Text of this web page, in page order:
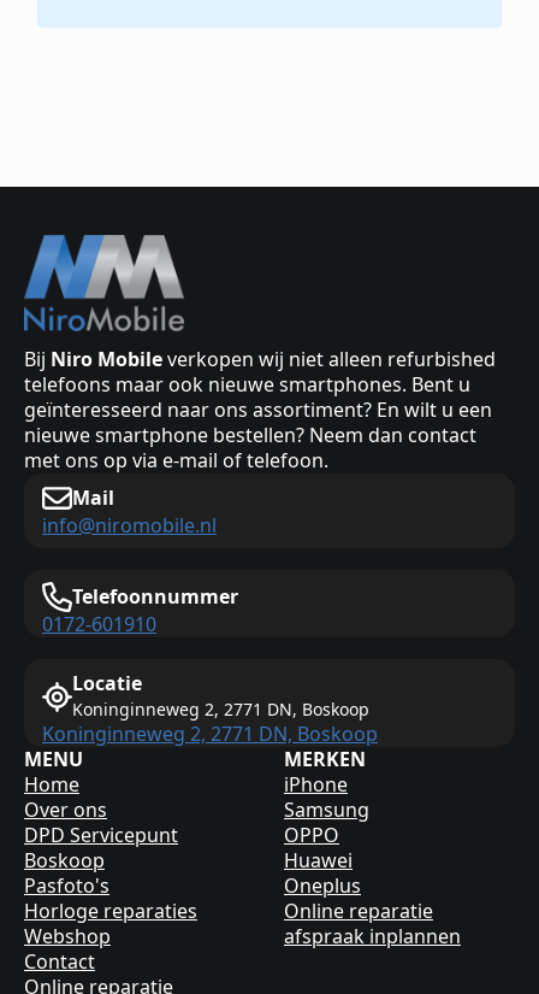
Bij Niro Mobileverkopen wij niet alleen refurbished
telefoons maar ook nieuwe smartphones. Bent u
geïnteresseerd naar ons assortiment? En wilt u een
nieuwe smartphone bestellen? Neem dan contact
met ons op via e-mail of telefoon.
Mail
info@niromobile.nl
Telefoonnummer
0172-601910
Locatie
Koninginneweg 2, 2771 DN, Boskoop
Koninginneweg 2, 2771 DN, Boskoop
MENU
Home
Over ons
DPD Servicepunt
Boskoop
Pasfoto's
Horloge reparaties
Webshop
Contact
Online reparatie
MERKEN
iPhone
Samsung
OPPO
Huawei
Oneplus
Online reparatie
afspraak inplannen